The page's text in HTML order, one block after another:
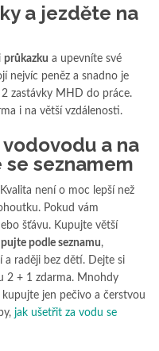
a jezděte na
i průkazku a upevníte své
nejvíc peněz a snadno je
zastávky MHD do práce.
i na větší vzdálenosti.
vodovodu a na
seznamem
není o moc lepší než
Pokud vám
šťávu. Kupujte větší
podle seznamu,
a raději bez dětí. Dejte si
2 + 1 zdarma. Mnohdy
jen pečivo a čerstvou
jak ušetřit za vodu se